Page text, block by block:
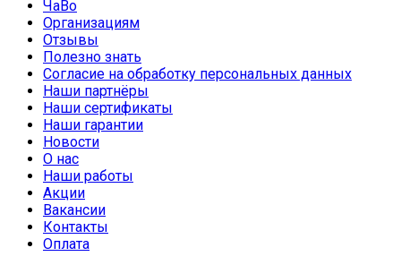
ЧаВо
Организациям
Отзывы
Полезно знать
Согласие на обработку персональных данных
Наши партнёры
Наши сертификаты
Наши гарантии
Новости
О нас
Наши работы
Акции
Вакансии
Контакты
Оплата